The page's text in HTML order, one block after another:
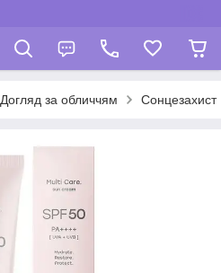
Догляд за обличчям Сонцезахист